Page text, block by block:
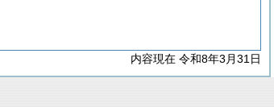
内容現在 令和8年3月31日